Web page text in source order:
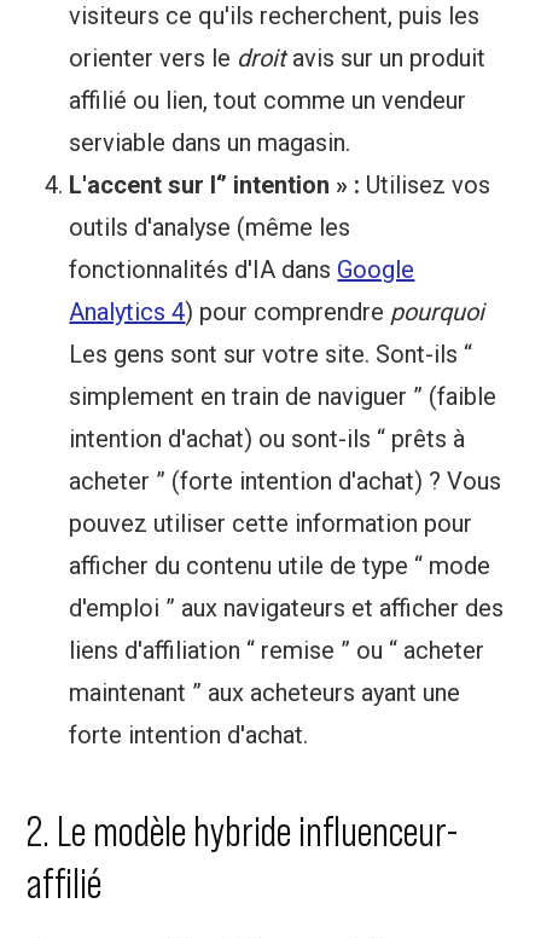
visiteurs ce qu'ils recherchent, puis les
orienter vers le droitavis sur un produit
affilié ou lien, tout comme un vendeur
serviable dans un magasin.
L'accent sur l‘’ intention » : Utilisez vos
outils d'analyse (même les
fonctionnalités d'IA dans Google
Analytics 4) pour comprendre pourquoi
Les gens sont sur votre site. Sont-ils “
simplement en train de naviguer ” (faible
intention d'achat) ou sont-ils “ prêts à
acheter ” (forte intention d'achat) ? Vous
pouvez utiliser cette information pour
afficher du contenu utile de type “ mode
d'emploi ” aux navigateurs et afficher des
liens d'affiliation “ remise ” ou “ acheter
maintenant ” aux acheteurs ayant une
forte intention d'achat.
2. Le modèle hybride influenceur-
affilié